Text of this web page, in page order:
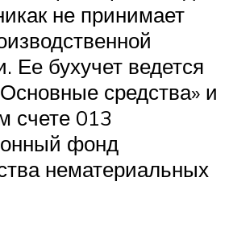
не принимает
Ее бухучет ведется
средства» и
счете 013
фонд
нематериальных